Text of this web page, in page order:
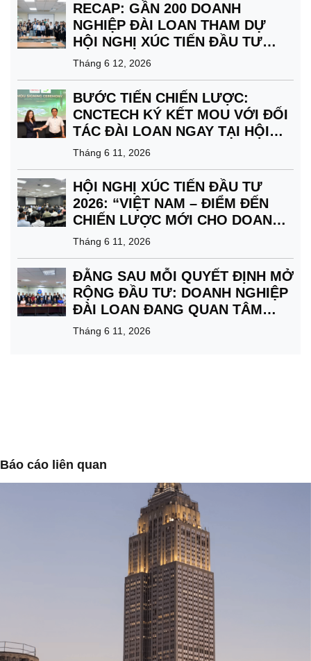
RECAP: GẦN 200 DOANH
NGHIỆP ĐÀI LOAN THAM DỰ
HỘI NGHỊ XÚC TIẾN ĐẦU TƯ
2026
Tháng 6 12, 2026
BƯỚC TIẾN CHIẾN LƯỢC:
CNCTECH KÝ KẾT MOU VỚI ĐỐI
TÁC ĐÀI LOAN NGAY TẠI HỘI
NGHỊ XÚC TIẾN ĐẦU TƯ 2026
Tháng 6 11, 2026
HỘI NGHỊ XÚC TIẾN ĐẦU TƯ
2026: “VIỆT NAM – ĐIỂM ĐẾN
CHIẾN LƯỢC MỚI CHO DOANH
NGHIỆP ĐÀI LOAN” CHÍNH
Tháng 6 11, 2026
ĐẰNG SAU MỖI QUYẾT ĐỊNH MỞ
RỘNG ĐẦU TƯ: DOANH NGHIỆP
ĐÀI LOAN ĐANG QUAN TÂM
ĐIỀU GÌ?
Tháng 6 11, 2026
Báo cáo liên quan